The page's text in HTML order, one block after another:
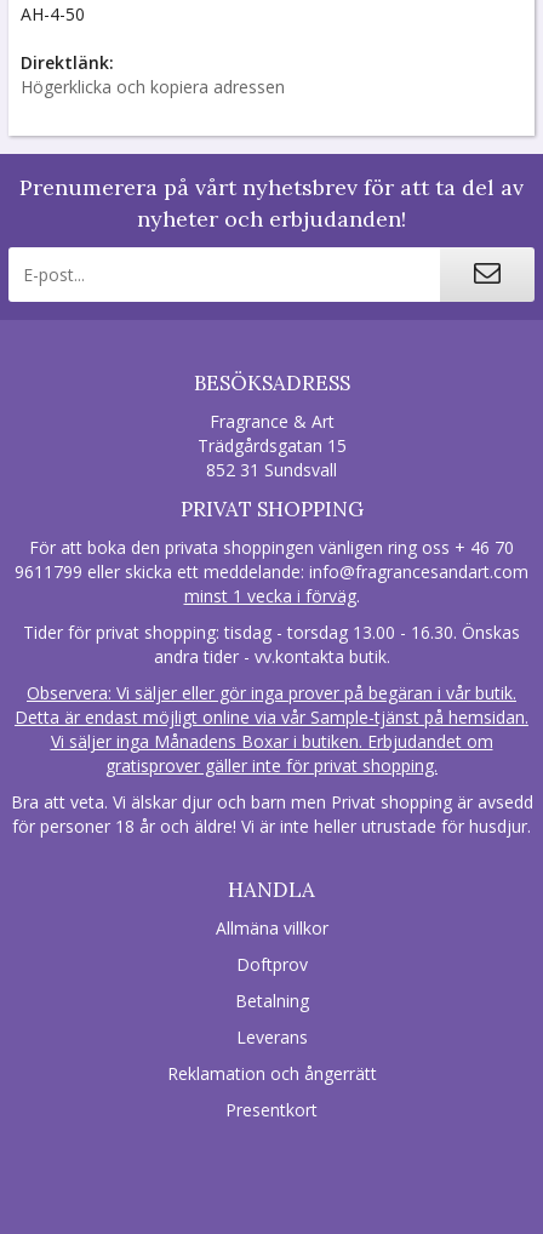
AH-4-50
Direktlänk:
Högerklicka och kopiera adressen
Prenumerera på vårt nyhetsbrev för att ta del av
nyheter och erbjudanden!
BESÖKSADRESS
Fragrance & Art
Trädgårdsgatan 15
852 31 Sundsvall
PRIVAT SHOPPING
För att boka den privata shoppingen vänligen ring oss + 46 70
9611799 eller skicka ett meddelande: info@fragrancesandart.com
minst 1 vecka i förväg.
Tider för privat shopping: tisdag - torsdag 13.00 - 16.30. Önskas
andra tider - vv.kontakta butik.
Observera: Vi säljer eller gör inga prover på begäran i vår butik.
Detta är endast möjligt online via vår Sample-tjänst på hemsidan.
Vi säljer inga Månadens Boxar i butiken. Erbjudandet om
gratisprover gäller inte för privat shopping.
Bra att veta. Vi älskar djur och barn men Privat shopping är avsedd
för personer 18 år och äldre! Vi är inte heller utrustade för husdjur.
HANDLA
Allmäna villkor
Doftprov
Betalning
Leverans
Reklamation och ångerrätt
Presentkort